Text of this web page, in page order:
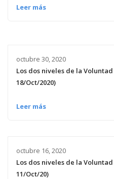
Leer más
octubre 30, 2020
Los dos niveles de la
18/Oct/2020)
Leer más
octubre 16, 2020
Los dos niveles de la
11/Oct/20)